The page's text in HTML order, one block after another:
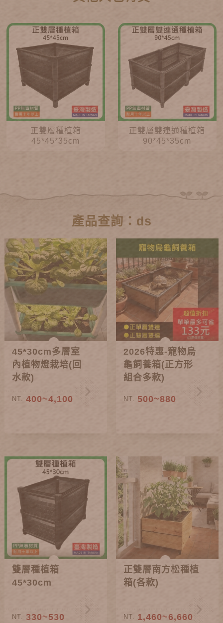
正雙層種植箱
45*45*35cm
正雙層雙連通種植箱
90*45*35cm
產品查詢：ds
45*30cm多層室
內植物燈栽培(回
水款)
NT. 400~4,100
2026特惠-寵物烏
龜飼養箱(正方形
組合多款)
NT. 500~880
雙層種植箱
45*30cm
NT. 330~530
正雙層南方松種植
箱(各款)
NT. 1,460~6,660